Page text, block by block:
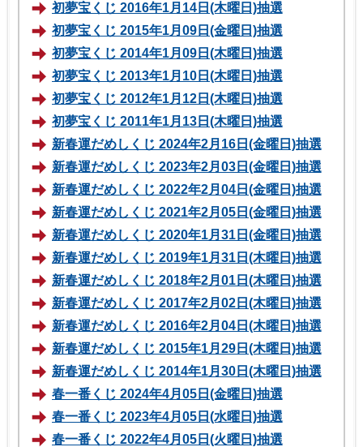
初夢宝くじ 2016年1月14日(木曜日)抽選
初夢宝くじ 2015年1月09日(金曜日)抽選
初夢宝くじ 2014年1月09日(木曜日)抽選
初夢宝くじ 2013年1月10日(木曜日)抽選
初夢宝くじ 2012年1月12日(木曜日)抽選
初夢宝くじ 2011年1月13日(木曜日)抽選
新春運だめしくじ 2024年2月16日(金曜日)抽選
新春運だめしくじ 2023年2月03日(金曜日)抽選
新春運だめしくじ 2022年2月04日(金曜日)抽選
新春運だめしくじ 2021年2月05日(金曜日)抽選
新春運だめしくじ 2020年1月31日(金曜日)抽選
新春運だめしくじ 2019年1月31日(木曜日)抽選
新春運だめしくじ 2018年2月01日(木曜日)抽選
新春運だめしくじ 2017年2月02日(木曜日)抽選
新春運だめしくじ 2016年2月04日(木曜日)抽選
新春運だめしくじ 2015年1月29日(木曜日)抽選
新春運だめしくじ 2014年1月30日(木曜日)抽選
春一番くじ 2024年4月05日(金曜日)抽選
春一番くじ 2023年4月05日(水曜日)抽選
春一番くじ 2022年4月05日(火曜日)抽選